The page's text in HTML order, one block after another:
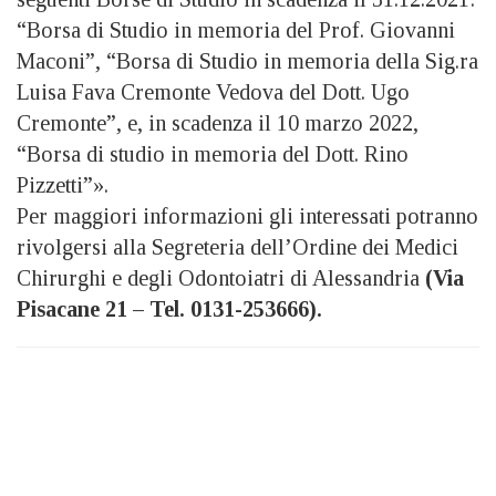
“Borsa di Studio in memoria del Prof. Giovanni
Maconi”, “Borsa di Studio in memoria della Sig.ra
Luisa Fava Cremonte Vedova del Dott. Ugo
Cremonte”, e, in scadenza il 10 marzo 2022,
“Borsa di studio in memoria del Dott. Rino
Pizzetti”».
Per maggiori informazioni gli interessati potranno
rivolgersi alla Segreteria dell’Ordine dei Medici
Chirurghi e degli Odontoiatri di Alessandria (Via
Pisacane 21 – Tel. 0131-253666).